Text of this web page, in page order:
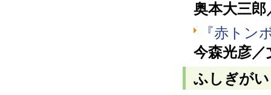
奥本大三
『赤トン
今森光彦
ふしぎが